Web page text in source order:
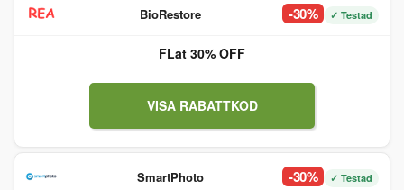
BioRestore -30% ✓ Testad
FLat 30% OFF
VISA RABATTKOD
SmartPhoto -30% ✓ Testad